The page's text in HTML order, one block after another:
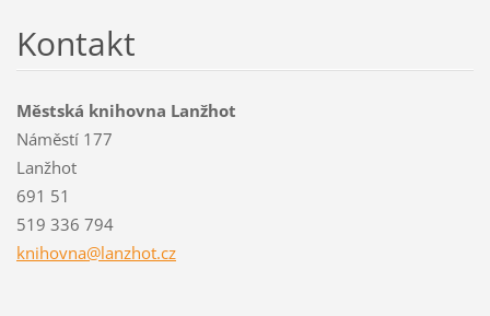
Kontakt
Městská knihovna Lanžhot
Náměstí 177
Lanžhot
691 51
519 336 794
knihovna@lanzhot.cz